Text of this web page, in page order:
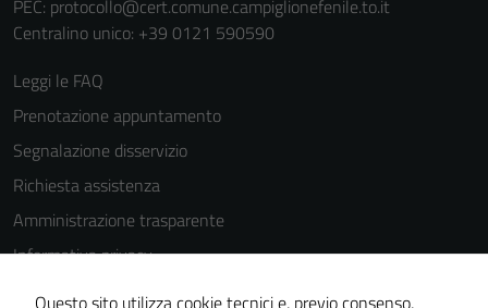
PEC: protocollo@cert.comune.campiglionefenile.to.it
Centralino unico: +39 0121 590590
Leggi le FAQ
Prenotazione appuntamento
Segnalazione disservizio
Richiesta assistenza
Amministrazione trasparente
Informativa privacy
Cookie Policy
Questo sito utilizza cookie tecnici e, previo consenso,